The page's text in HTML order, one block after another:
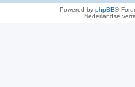
Powered by phpBB®
Nederlandse